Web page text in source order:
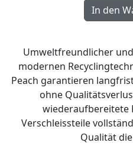
Umweltfreundlicher
modernen
Peach garantieren
ohne
wiederaufbereitete
Verschleissteile
Qualität